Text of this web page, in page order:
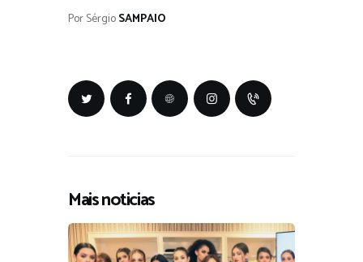
Por SérgioSAMPAIO
Mais noticias